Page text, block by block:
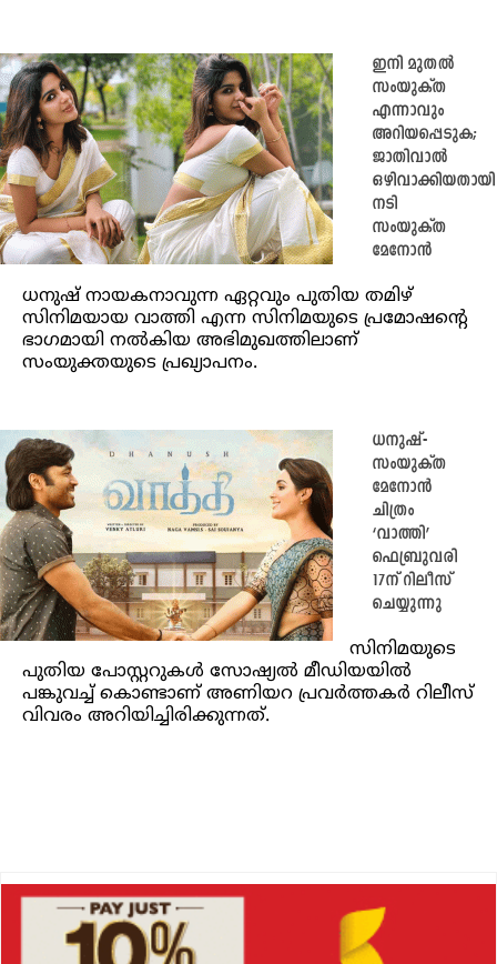
ഇനി മുതൽ
സംയുക്ത
എന്നാവും
അറിയപ്പെടുക;
ജാതിവാൽ
ഒഴിവാക്കിയതായി
നടി
സംയുക്ത
മേനോൻ
ധനുഷ് നായകനാവുന്ന ഏറ്റവും പുതിയ തമിഴ്
സിനിമയായ വാത്തി എന്ന സിനിമയുടെ പ്രമോഷൻ്റെ
ഭാഗമായി നൽകിയ അഭിമുഖത്തിലാണ്
സംയുക്തയുടെ പ്രഖ്യാപനം.
ധനുഷ്-
സംയുക്ത
മേനോൻ
ചിത്രം
‘വാത്തി’
ഫെബ്രുവരി
17ന് റിലീസ്
ചെയ്യുന്നു
സിനിമയുടെ
പുതിയ പോസ്റ്ററുകൾ സോഷ്യൽ മീഡിയയിൽ
പങ്കുവച്ച് കൊണ്ടാണ് അണിയറ പ്രവർത്തകർ റിലീസ്
വിവരം അറിയിച്ചിരിക്കുന്നത്.